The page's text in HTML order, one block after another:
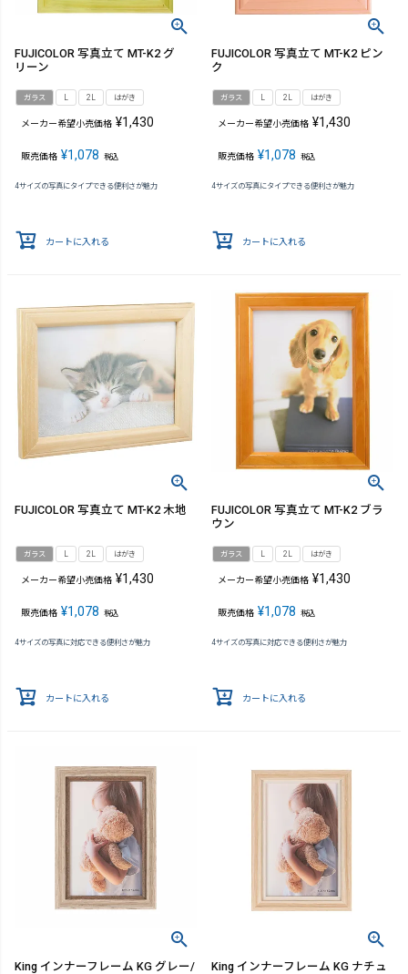
FUJICOLOR 写真立て MT-K2 グ
リーン
ガラス L 2L はがき
メーカー希望小売価格 ¥1,430
販売価格 ¥1,078 税込
4サイズの写真にタイプできる便利さが魅力
カートに入れる
FUJICOLOR 写真立て MT-K2 ピン
ク
ガラス L 2L はがき
メーカー希望小売価格 ¥1,430
販売価格 ¥1,078 税込
4サイズの写真にタイプできる便利さが魅力
カートに入れる
FUJICOLOR 写真立て MT-K2 木地
ガラス L 2L はがき
メーカー希望小売価格 ¥1,430
販売価格 ¥1,078 税込
4サイズの写真に対応できる便利さが魅力
カートに入れる
FUJICOLOR 写真立て MT-K2 ブラ
ウン
ガラス L 2L はがき
メーカー希望小売価格 ¥1,430
販売価格 ¥1,078 税込
4サイズの写真に対応できる便利さが魅力
カートに入れる
King インナーフレーム KG グレー/
King インナーフレーム KG ナチュ